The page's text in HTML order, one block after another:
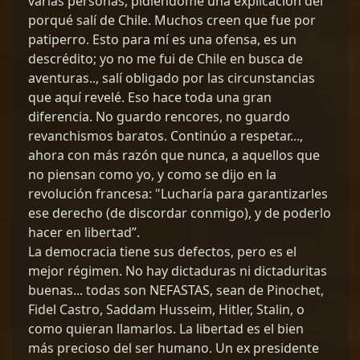
porqué salí de Chile. Muchos creen que fue por
patiperro. Esto para mí es una ofensa, es un
descrédito; yo no me fui de Chile en busca de
aventuras.., salí obligado por las circunstancias
que aquí revelé. Eso hace toda una gran
diferencia. No guardo rencores, no guardo
revanchismos baratos. Continúo a respetar...,
ahora con más razón que nunca, a aquellos que
no piensan como yo, y como se dijo en la
revolución francesa: "Lucharía para garantizarles
ese derecho (de discordar conmigo), y de poderlo
hacer en libertad”.
La democracia tiene sus defectos, pero es el
mejor régimen. No hay dictaduras ni dictaduritas
buenas... todas son NEFASTAS, sean de Pinochet,
Fidel Castro, Saddam Husseim, Hitler, Stalin, o
como quieran llamarlos. La libertad es el bien
más precioso del ser humano. Un ex presidente